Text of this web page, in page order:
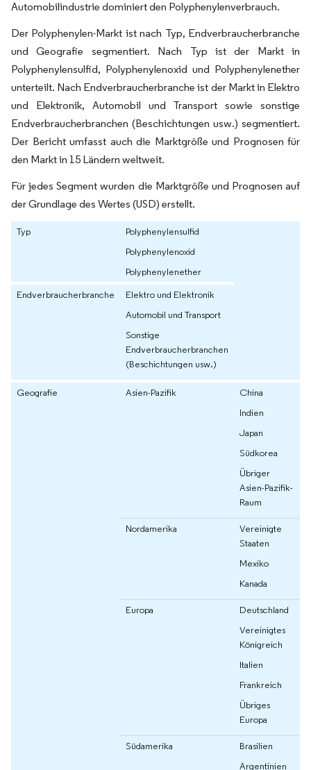
Automobilindustrie dominiert den Polyphenylenverbrauch.
Der Polyphenylen-Markt ist nach Typ, Endverbraucherbranche
und Geografie segmentiert. Nach Typ ist der Markt in
Polyphenylensulfid, Polyphenylenoxid und Polyphenylenether
unterteilt. Nach Endverbraucherbranche ist der Markt in Elektro
und Elektronik, Automobil und Transport sowie sonstige
Endverbraucherbranchen (Beschichtungen usw.) segmentiert.
Der Bericht umfasst auch die Marktgröße und Prognosen für
den Markt in 15 Ländern weltweit.
Für jedes Segment wurden die Marktgröße und Prognosen auf
der Grundlage des Wertes (USD) erstellt.
Typ
Polyphenylensulfid
Polyphenylenoxid
Polyphenylenether
Endverbraucherbranche
Elektro und Elektronik
Automobil und Transport
Sonstige
Endverbraucherbranchen
(Beschichtungen usw.)
Geografie Asien-Pazifik
China
Indien
Japan
Südkorea
Übriger
Asien-Pazifik-
Raum
Nordamerika
Vereinigte
Staaten
Mexiko
Kanada
Europa
Deutschland
Vereinigtes
Königreich
Italien
Frankreich
Übriges
Europa
Südamerika
Brasilien
Argentinien